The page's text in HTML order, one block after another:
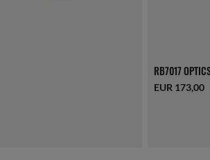
RB7017
EUR 173,00